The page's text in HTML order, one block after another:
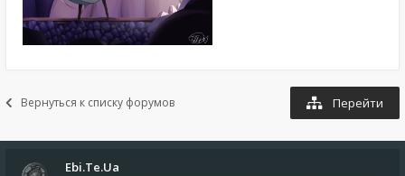
Вернуться к списку форумов Перейти
Ebi.Te.Ua